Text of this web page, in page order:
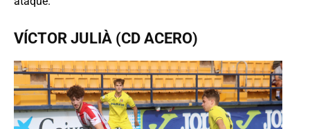
VÍCTOR JULIÀ (CD ACERO)